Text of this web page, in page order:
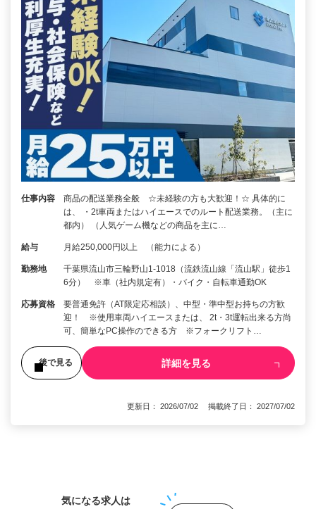
仕事内容
商品の配送業務全般 ☆未経験の方も大歓迎！☆ 具体的に
は、 ・2t車両またはハイエースでのルート配送業務。（主に
都内） （人気ゲーム機などの商品を主に…
給与 月給250,000円以上 （能力による）
勤務地
千葉県流山市三輪野山1-1018（流鉄流山線「流山駅」徒歩1
6分） ※車（社内規定有）・バイク・自転車通勤OK
応募資格
要普通免許（AT限定応相談）、中型・準中型お持ちの方歓
迎！ ※使用車両ハイエースまたは、 2t・3t運転出来る方尚
可、簡単なPC操作のできる方 ※フォークリフト…
後で見る 詳細を見る
更新日： 2026/07/02 掲載終了日： 2027/07/02
気になる求人は